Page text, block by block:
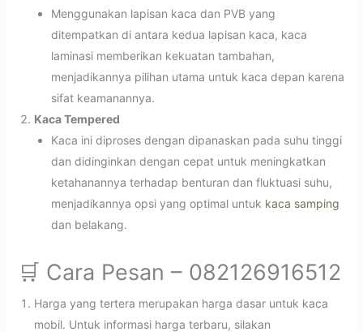
Menggunakan lapisan kaca dan PVB yang
ditempatkan di antara kedua lapisan kaca, kaca
laminasi memberikan kekuatan tambahan,
menjadikannya pilihan utama untuk kaca depan karena
sifat keamanannya.
Kaca Tempered
Kaca ini diproses dengan dipanaskan pada suhu tinggi
dan didinginkan dengan cepat untuk meningkatkan
ketahanannya terhadap benturan dan fluktuasi suhu,
menjadikannya opsi yang optimal untuk kaca samping
dan belakang.
🛒 Cara Pesan – 082126916512
Harga yang tertera merupakan harga dasar untuk kaca
mobil. Untuk informasi harga terbaru, silakan